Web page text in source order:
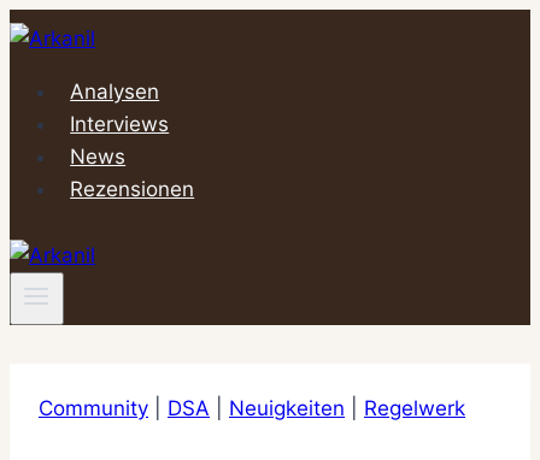
Zum
springenAnalysen
Interviews
News
Rezensionen
Community DSA Neuigkeiten Regelwerk